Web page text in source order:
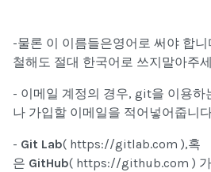
-물론 이 이름들은영어로 써야 합
철해도 절대 한국어로 쓰지말아주
- 이메일 계정의 경우, git을 이용하
나 가입할 이메일을 적어넣어줍니
- Git Lab( https://gitlab.com ),혹
은 GitHub( https://github.com ) 가